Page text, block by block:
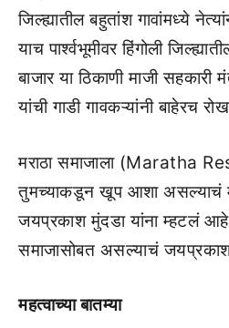
जिल्ह्यातील बहुतांश गावांमध्ये
याच पार्श्वभूमीवर हिंगोली
बाजार या ठिकाणी माजी
यांची गाडी गावकऱ्यांनी बाहेरच
मराठा समाजाला (Maratha
तुमच्याकडून खूप आशा असल्याचं
जयप्रकाश मुंदडा यांना म्हटलं आहे.
समाजासोबत असल्याचं
महत्वाच्या बातम्या